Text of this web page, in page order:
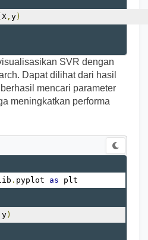
X , y)
SVR dengan
Dapat dilihat dari hasil
mencari parameter
meningkatkan performa
. pyplot as plt
y)